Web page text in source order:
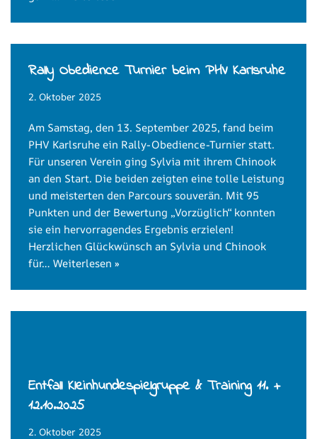
Rally Obedience Turnier beim PHV Karlsruhe
2. Oktober 2025
Am Samstag, den 13. September 2025, fand beim
PHV Karlsruhe ein Rally-Obedience-Turnier statt.
Für unseren Verein ging Sylvia mit ihrem Chinook
an den Start. Die beiden zeigten eine tolle Leistung
und meisterten den Parcours souverän. Mit 95
Punkten und der Bewertung „Vorzüglich“ konnten
sie ein hervorragendes Ergebnis erzielen!
Herzlichen Glückwünsch an Sylvia und Chinook
für… Weiterlesen »
Entfall Kleinhundespielgruppe & Training 11. +
12.10.2025
2. Oktober 2025